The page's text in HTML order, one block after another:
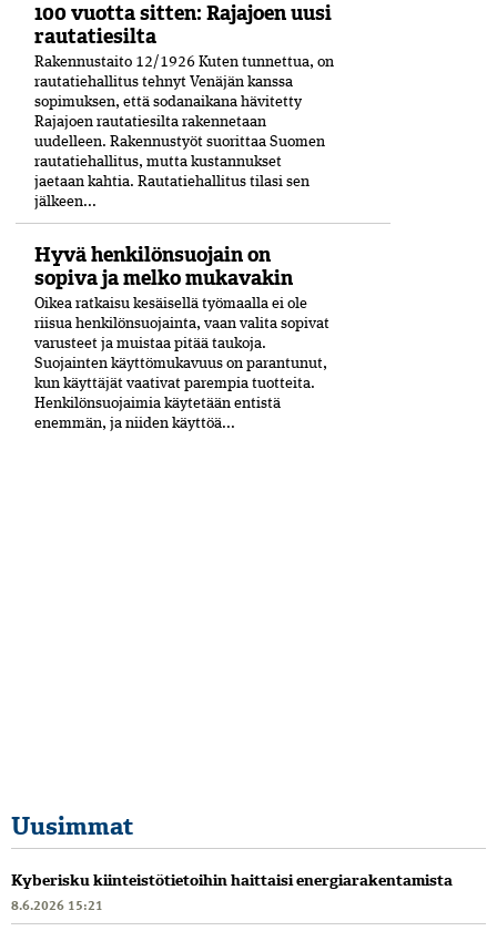
100 vuotta sitten: Rajajoen uusi
rautatiesilta
Rakennustaito 12/1926 Kuten tunnettua, on
rautatiehallitus tehnyt Venäjän kanssa
sopimuksen, että sodanaikana hävitetty
Rajajoen rautatiesilta rakennetaan
uudelleen. Rakennustyöt suorittaa Suomen
rautatiehallitus, mutta kustannukset
jaetaan kahtia. Rautatiehallitus tilasi sen
jälkeen...
Hyvä henkilönsuojain on
sopiva ja melko mukavakin
Oikea ratkaisu kesäisellä työmaalla ei ole
riisua henkilönsuojainta, vaan valita sopivat
varusteet ja muistaa pitää taukoja.
Suojainten käyttömukavuus on parantunut,
kun käyttäjät vaativat parempia tuotteita.
Henkilönsuojaimia käytetään entistä
enemmän, ja niiden käyttöä...
Uusimmat
Kyberisku kiinteistötietoihin haittaisi energiarakentamista
8.6.2026 15:21